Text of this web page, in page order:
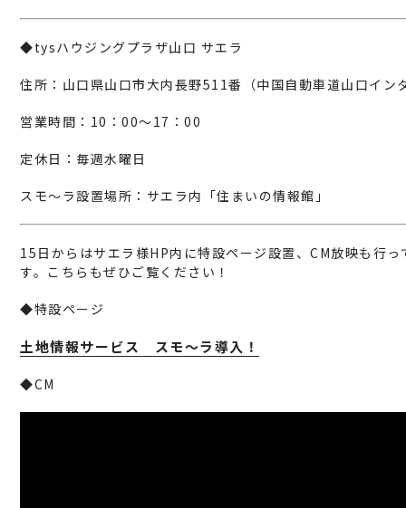
◆tysハウジングプラザ山口 サエラ
住所：山口県山口市大内長野511番（中国自動車道山口イン
営業時間：10：00～17：00
定休日：毎週水曜日
スモ～ラ設置場所：サエラ内「住まいの情報館」
15日からはサエラ様HP内に特設ページ設置、CM放映も行っ
す。こちらもぜひご覧ください！
◆特設ページ
土地情報サービス スモ～ラ導入！
◆CM